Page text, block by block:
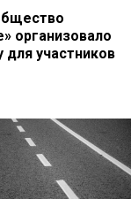
организовало
для участников